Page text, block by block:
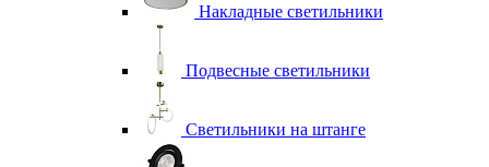
Накладные светильники
Подвесные светильники
Светильники на штанге